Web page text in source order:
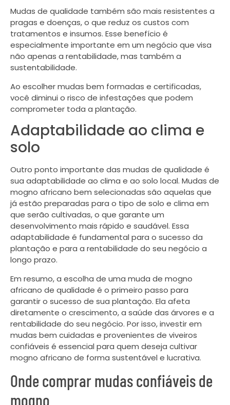
Mudas de qualidade também são mais resistentes a
pragas e doenças, o que reduz os custos com
tratamentos e insumos. Esse benefício é
especialmente importante em um negócio que visa
não apenas a rentabilidade, mas também a
sustentabilidade.
Ao escolher mudas bem formadas e certificadas,
você diminui o risco de infestações que podem
comprometer toda a plantação.
Adaptabilidade ao clima e
solo
Outro ponto importante das mudas de qualidade é
sua adaptabilidade ao clima e ao solo local. Mudas de
mogno africano bem selecionadas são aquelas que
já estão preparadas para o tipo de solo e clima em
que serão cultivadas, o que garante um
desenvolvimento mais rápido e saudável. Essa
adaptabilidade é fundamental para o sucesso da
plantação e para a rentabilidade do seu negócio a
longo prazo.
Em resumo, a escolha de uma muda de mogno
africano de qualidade é o primeiro passo para
garantir o sucesso de sua plantação. Ela afeta
diretamente o crescimento, a saúde das árvores e a
rentabilidade do seu negócio. Por isso, investir em
mudas bem cuidadas e provenientes de viveiros
confiáveis é essencial para quem deseja cultivar
mogno africano de forma sustentável e lucrativa.
Onde comprar mudas confiáveis de
mogno